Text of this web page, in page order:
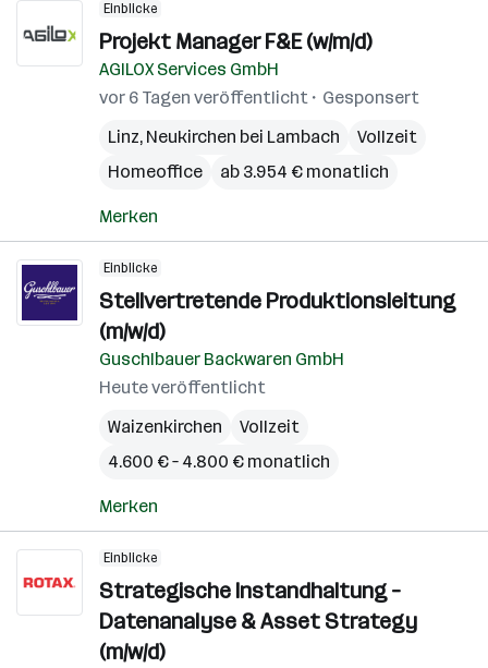
Einblicke
Projekt Manager F&E (w/m/d)
AGILOX Services GmbH
vor 6 Tagen veröffentlicht
Gesponsert
Linz, Neukirchen bei Lambach
Vollzeit
Homeoffice
ab 3.954 € monatlich
Merken
Einblicke
Stellvertretende Produktionsleitung
(m/w/d)
Guschlbauer Backwaren GmbH
Heute veröffentlicht
Waizenkirchen
Vollzeit
4.600 € – 4.800 € monatlich
Merken
Einblicke
Strategische Instandhaltung –
Datenanalyse & Asset Strategy
(m/w/d)